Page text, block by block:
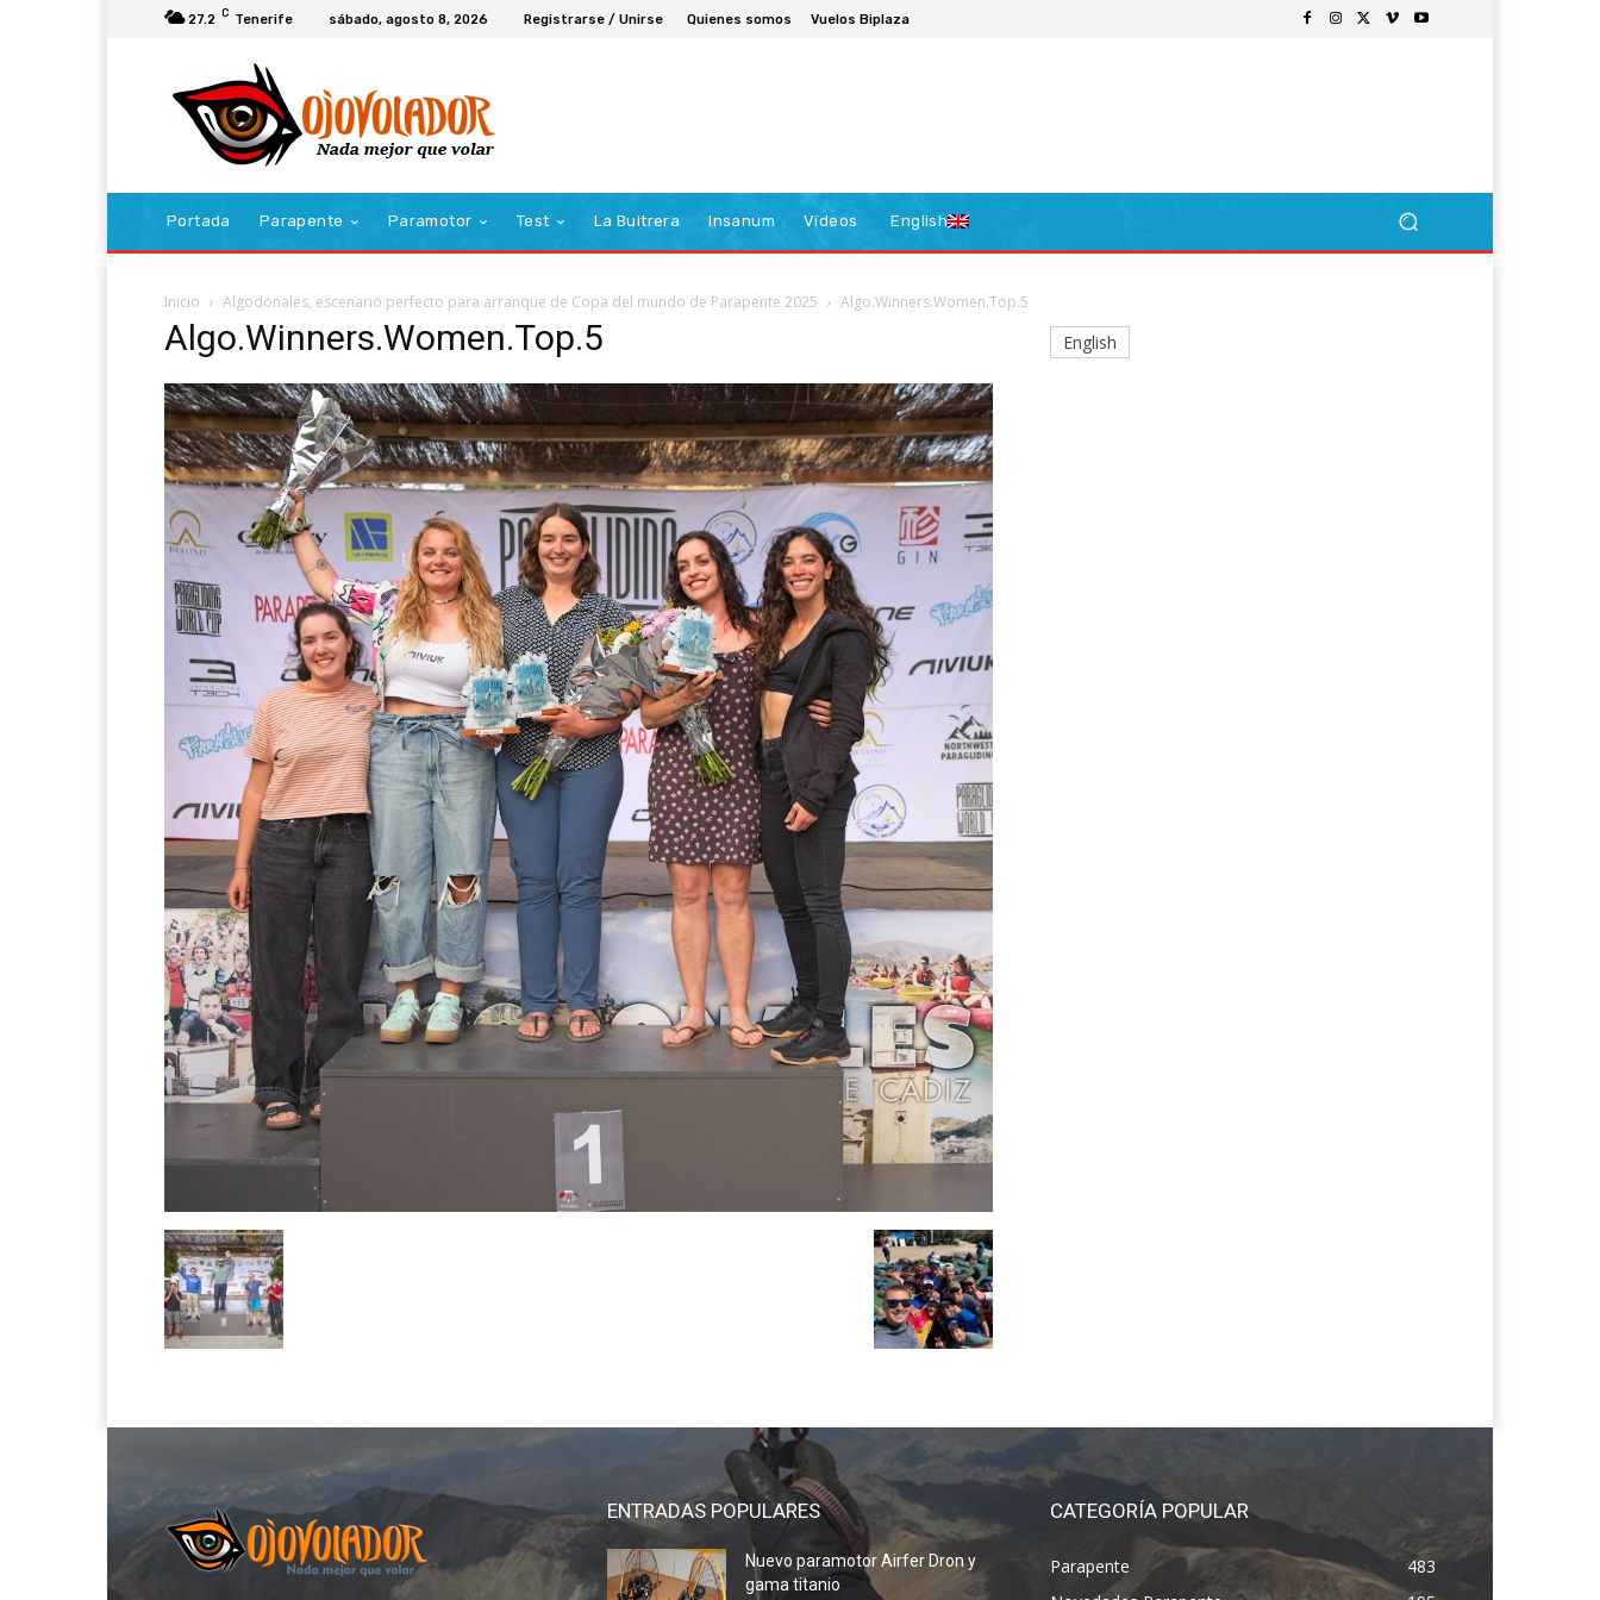
27.2 C Tenerife sábado, agosto 8, 2026 Registrarse / Unirse Quienes somos Vuelos Biplaza
Portada Parapente Paramotor Test La Buitrera Insanum Vídeos English
Inicio Algodonales, escenario perfecto para arranque de Copa del mundo de Parapente 2025 Algo.Winners.Women.Top.5
Algo.Winners.Women.Top.5 English
ENTRADAS POPULARES
Nuevo paramotor Airfer Dron y
gama titanio
CATEGORÍA POPULAR
Parapente
483